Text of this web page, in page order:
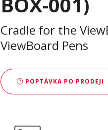
Cradle for the
ViewBoard Pens
POPTÁVKA PO PRODEJI